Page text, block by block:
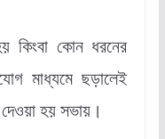
কিংবা কোন ধরনের
মাধ্যমে ছড়ালেই
হয় সভায়।